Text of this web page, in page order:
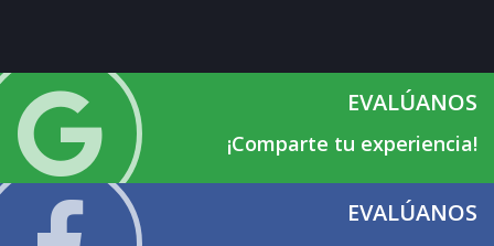
EVALÚANOS
¡Comparte tu experiencia!
EVALÚANOS